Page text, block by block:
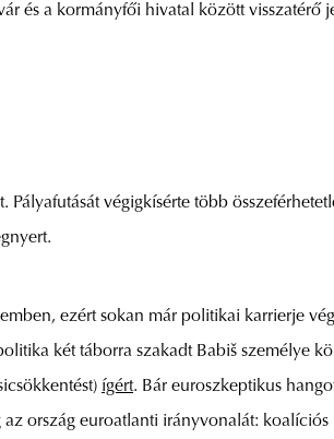
és a kormányfői hivatal között visszatérő
végigkísérte több
ezért sokan már politikai karrierje
két táborra szakadt Babiš személye
ígért. Bár euroszkeptikus
ország euroatlanti irányvonalát: koalíciós